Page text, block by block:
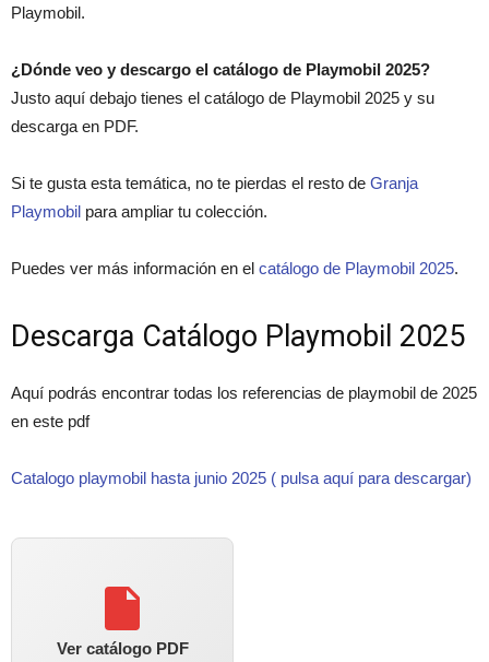
Playmobil.
¿Dónde veo y descargo el catálogo de Playmobil 2025?
Justo aquí debajo tienes el catálogo de Playmobil 2025 y su
descarga en PDF.
Si te gusta esta temática, no te pierdas el resto de Granja
Playmobil para ampliar tu colección.
Puedes ver más información en el catálogo de Playmobil 2025.
Descarga Catálogo Playmobil 2025
Aquí podrás encontrar todas los referencias de playmobil de 2025
en este pdf
Catalogo playmobil hasta junio 2025 ( pulsa aquí para descargar)
Ver catálogo PDF